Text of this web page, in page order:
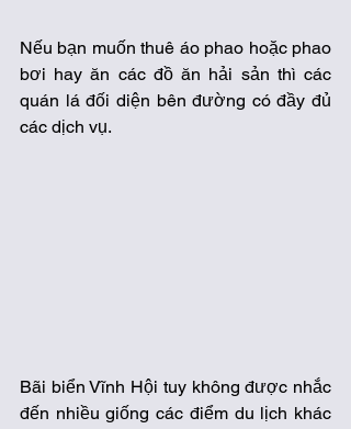
Nếu bạn muốn thuê áo phao hoặc phao
bơi hay ăn các đồ ăn hải sản thì các
quán lá đối diện bên đường có đầy đủ
các dịch vụ.
Bãi biển Vĩnh Hội tuy không được nhắc
đến nhiều giống các điểm du lịch khác